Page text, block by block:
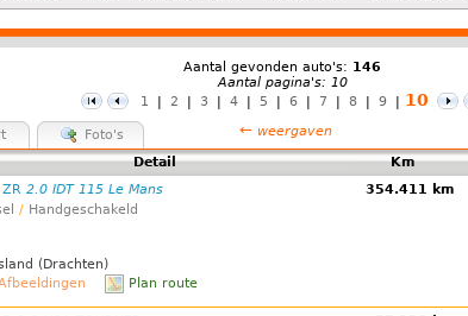
Aantal gevonden auto's: 146
Aantal pagina's: 10
1
| 2 | 3 | 4 | 5 | 6 | 7 | 8 | 9 | 10
Foto's ← weergaven
Detail Km
ZR 2.0 IDT 115 Le Mans
/ Handgeschakeld
(Drachten)
Plan route
354.411 km